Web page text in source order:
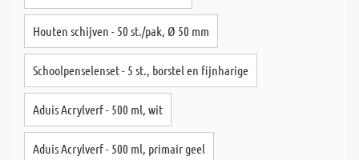
Houten schijven - 50 st./pak, Ø 50 mm
Schoolpenselenset - 5 st., borstel en fijnharige
Aduis Acrylverf - 500 ml, wit
Aduis Acrylverf - 500 ml, primair geel